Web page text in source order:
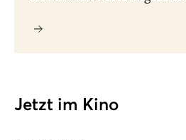
Jetzt im Kino